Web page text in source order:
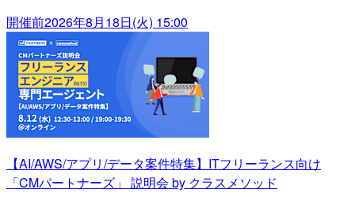
開催前2026年8月18日(火) 15:00
【AI/AWS/アプリ/データ案件特集】ITフリーランス向け
「CMパートナーズ」 説明会 by クラスメソッド